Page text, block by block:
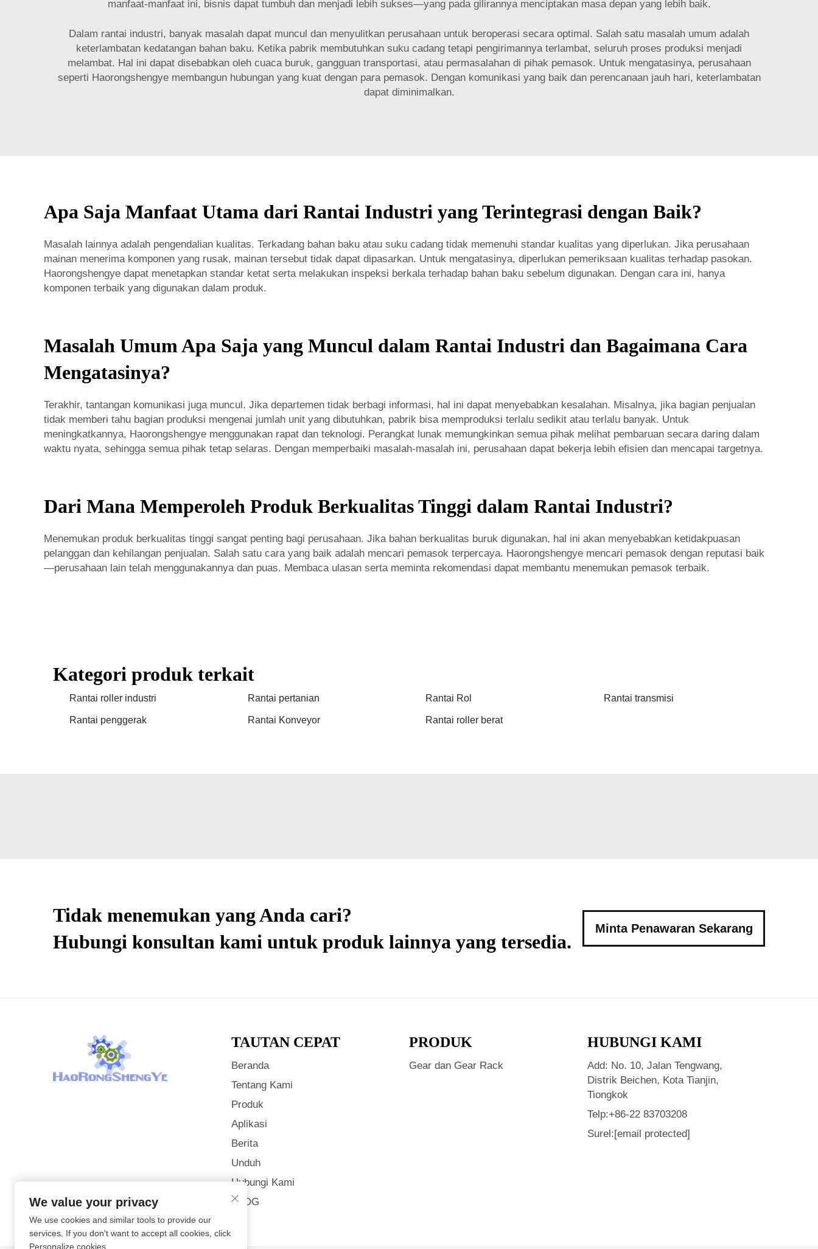
manfaat-manfaat ini, bisnis dapat tumbuh dan menjadi lebih sukses—yang pada gilirannya menciptakan masa depan yang lebih baik.
Dalam rantai industri, banyak masalah dapat muncul dan menyulitkan perusahaan untuk beroperasi secara optimal. Salah satu masalah umum adalah
keterlambatan kedatangan bahan baku. Ketika pabrik membutuhkan suku cadang tetapi pengirimannya terlambat, seluruh proses produksi menjadi
melambat. Hal ini dapat disebabkan oleh cuaca buruk, gangguan transportasi, atau permasalahan di pihak pemasok. Untuk mengatasinya, perusahaan
seperti Haorongshengye membangun hubungan yang kuat dengan para pemasok. Dengan komunikasi yang baik dan perencanaan jauh hari, keterlambatan
dapat diminimalkan.
Apa Saja Manfaat Utama dari Rantai Industri yang Terintegrasi dengan Baik?
Masalah lainnya adalah pengendalian kualitas. Terkadang bahan baku atau suku cadang tidak memenuhi standar kualitas yang diperlukan. Jika perusahaan
mainan menerima komponen yang rusak, mainan tersebut tidak dapat dipasarkan. Untuk mengatasinya, diperlukan pemeriksaan kualitas terhadap pasokan.
Haorongshengye dapat menetapkan standar ketat serta melakukan inspeksi berkala terhadap bahan baku sebelum digunakan. Dengan cara ini, hanya
komponen terbaik yang digunakan dalam produk.
Masalah Umum Apa Saja yang Muncul dalam Rantai Industri dan Bagaimana Cara
Mengatasinya?
Terakhir, tantangan komunikasi juga muncul. Jika departemen tidak berbagi informasi, hal ini dapat menyebabkan kesalahan. Misalnya, jika bagian penjualan
tidak memberi tahu bagian produksi mengenai jumlah unit yang dibutuhkan, pabrik bisa memproduksi terlalu sedikit atau terlalu banyak. Untuk
meningkatkannya, Haorongshengye menggunakan rapat dan teknologi. Perangkat lunak memungkinkan semua pihak melihat pembaruan secara daring dalam
waktu nyata, sehingga semua pihak tetap selaras. Dengan memperbaiki masalah-masalah ini, perusahaan dapat bekerja lebih efisien dan mencapai targetnya.
Dari Mana Memperoleh Produk Berkualitas Tinggi dalam Rantai Industri?
Menemukan produk berkualitas tinggi sangat penting bagi perusahaan. Jika bahan berkualitas buruk digunakan, hal ini akan menyebabkan ketidakpuasan
pelanggan dan kehilangan penjualan. Salah satu cara yang baik adalah mencari pemasok terpercaya. Haorongshengye mencari pemasok dengan reputasi baik
—perusahaan lain telah menggunakannya dan puas. Membaca ulasan serta meminta rekomendasi dapat membantu menemukan pemasok terbaik.
Kategori produk terkait
Rantai roller industri Rantai pertanian Rantai Rol Rantai transmisi
Rantai penggerak Rantai Konveyor Rantai roller berat
Tidak menemukan yang Anda cari?
Hubungi konsultan kami untuk produk lainnya yang tersedia.
Minta Penawaran Sekarang
TAUTAN CEPAT
Beranda
Tentang Kami
Produk
Aplikasi
Berita
Unduh
Hubungi Kami
BLOG
PRODUK
Gear dan Gear Rack
HUBUNGI KAMI
Add: No. 10, Jalan Tengwang,
Distrik Beichen, Kota Tianjin,
Tiongkok
Telp:+86-22 83703208
Surel:[email protected]
We value your privacy
We use cookies and similar tools to provide our
services. If you don't want to accept all cookies, click
Personalize cookies.